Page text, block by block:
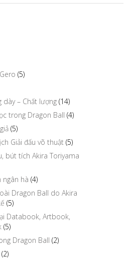
(5)
dày – Chất lượng (14)
trong Dragon Ball (4)
(5)
Giải đấu võ thuật (5)
bút tích Akira Toriyama
ngân hà (4)
Dragon Ball do Akira
(5)
Databook, Artbook,
(5)
Dragon Ball (2)
(2)